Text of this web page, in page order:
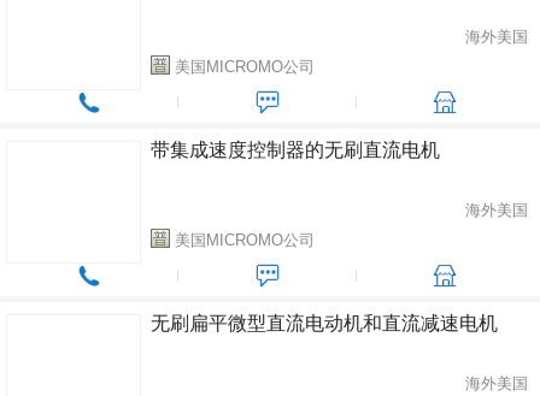
海外美国
美国MICROMO公司
带集成速度控制器的无刷直流电机
海外美国
美国MICROMO公司
无刷扁平微型直流电动机和直流减速电机
海外美国